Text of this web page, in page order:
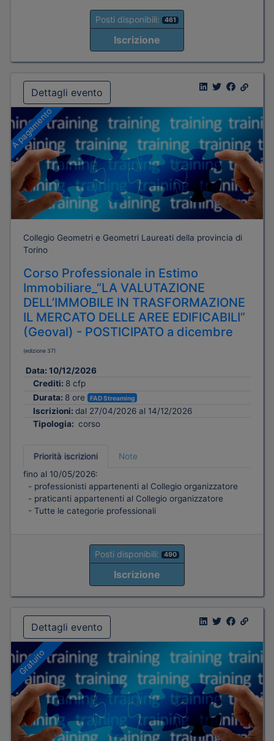
Posti disponibili: 461
Iscrizione
Dettagli evento
A pagamento
Collegio Geometri e Geometri Laureati della provincia di
Torino
Corso Professionale in Estimo
Immobiliare_“LA VALUTAZIONE
DELL’IMMOBILE IN TRASFORMAZIONE
IL MERCATO DELLE AREE EDIFICABILI”
(Geoval) - POSTICIPATO a dicembre
(edizione 37)
Data: 10/12/2026
Crediti: 8 cfp
Durata: 8 ore FAD Streaming
Iscrizioni: dal 27/04/2026 al 14/12/2026
Tipologia: corso
Priorità iscrizioni
Note
fino al 10/05/2026:
- professionisti appartenenti al Collegio organizzatore
- praticanti appartenenti al Collegio organizzatore
- Tutte le categorie professionali
Posti disponibili: 490
Iscrizione
Dettagli evento
Gratuito